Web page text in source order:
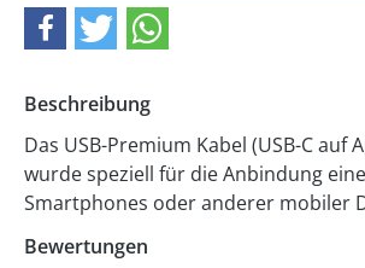
Beschreibung
Das USB-Premium Kabel (USB-C auf
wurde speziell für die Anbindung
Smartphones oder anderer mobiler
Bewertungen